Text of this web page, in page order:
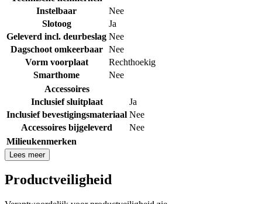
Instelbaar
Nee
Slotoog
Ja
Geleverd incl. deurbeslag Nee
Dagschoot omkeerbaar
Nee
Vorm voorplaat
Rechthoekig
Smarthome
Nee
Accessoires
Inclusief sluitplaat
Ja
Inclusief bevestigingsmateriaal Nee
Accessoires bijgeleverd
Nee
Milieukenmerken
Lees meer
Productveiligheid